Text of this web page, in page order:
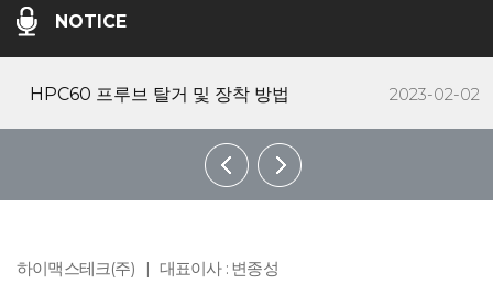
NOTICE
창원사무소 오픈하였습니다.
HPC60 프루브 탈거 및 장착 방법 2023-02-02
최신형 모델 출시 HMX2000 산업용 내시경
하이맥스테크(주) | 대표이사 : 변종성